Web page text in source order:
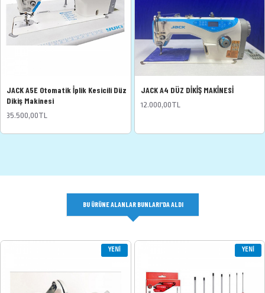
JACK A5E Otomatik İplik Kesicili Düz
Dikiş Makinesi
35.500,00TL
JACK A4 DÜZ DİKİŞ MAKİNESİ
12.000,00TL
BU ÜRÜNE ALANLAR BUNLARI'DA ALDI
YENI YENI